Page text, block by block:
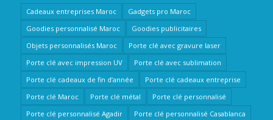
Cadeaux entreprises Maroc
Gadgets pro Maroc
Goodies personnalisé Maroc
Goodies publicitaires
Objets personnalisés Maroc
Porte clé avec gravure laser
Porte clé avec impression UV
Porte clé avec sublimation
Porte clé cadeaux de fin d’année
Porte clé cadeaux entreprise
Porte clé Maroc
Porte clé métal
Porte clé personnalisé
Porte clé personnalisé Agadir
Porte clé personnalisé Casablanca